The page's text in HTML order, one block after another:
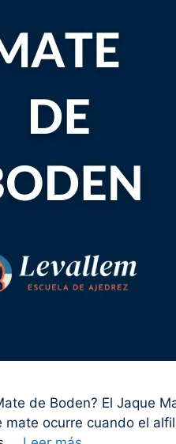
de Boden? El Jaque
mate ocurre cuando el